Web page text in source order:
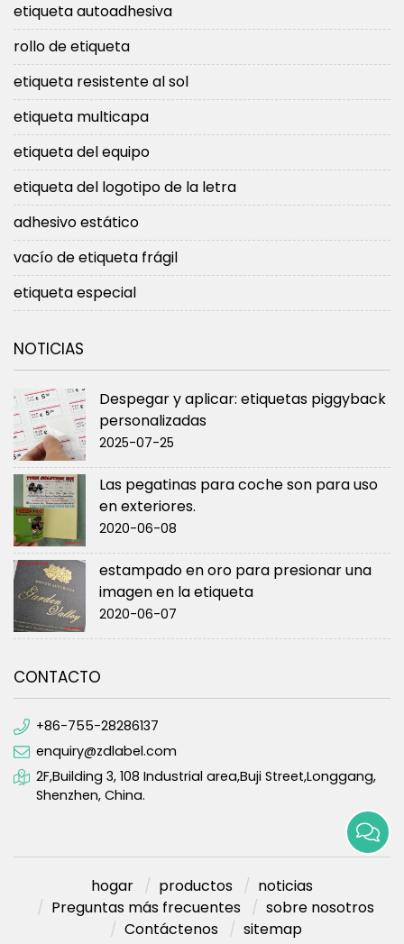
etiqueta autoadhesiva
rollo de etiqueta
etiqueta resistente al sol
etiqueta multicapa
etiqueta del equipo
etiqueta del logotipo de la letra
adhesivo estático
vacío de etiqueta frágil
etiqueta especial
NOTICIAS
Despegar y aplicar: etiquetas piggyback
personalizadas
2025-07-25
Las pegatinas para coche son para uso
en exteriores.
2020-06-08
estampado en oro para presionar una
imagen en la etiqueta
2020-06-07
CONTACTO
+86-755-28286137
enquiry@zdlabel.com
2F,Building 3, 108 Industrial area,Buji Street,Longgang,
Shenzhen, China.
hogar productos
noticias
Preguntas más frecuentes
sobre nosotros
Contáctenos
sitemap